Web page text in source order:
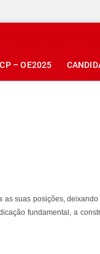
– OE2025
suas posições,
fundamental, a